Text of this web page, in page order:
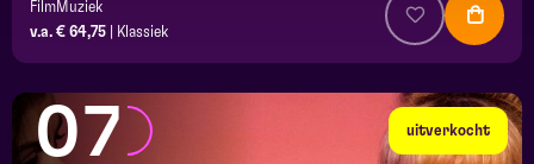
FilmMuziek
v.a. € 64,75
Klassiek
uitverkocht
07